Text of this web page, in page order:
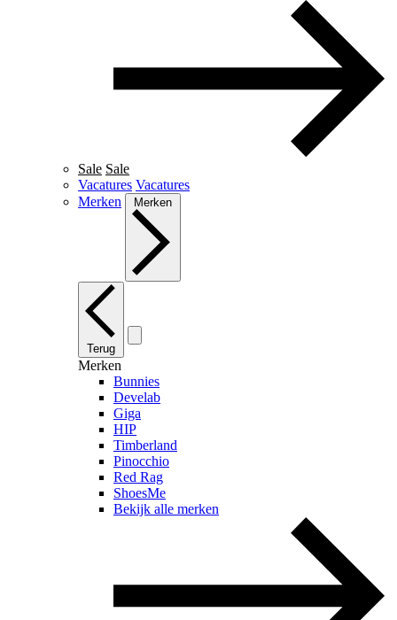
Sale Sale
Vacatures Vacatures
Merken
Merken
Terug
Merken
Bunnies
Develab
Giga
HIP
Timberland
Pinocchio
Red Rag
ShoesMe
Bekijk alle merken